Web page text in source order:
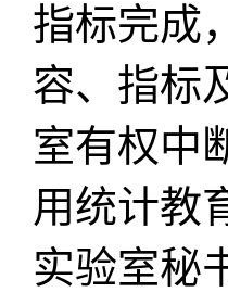
指标完成
容、指标
室有权中
用统计教
实验室秘